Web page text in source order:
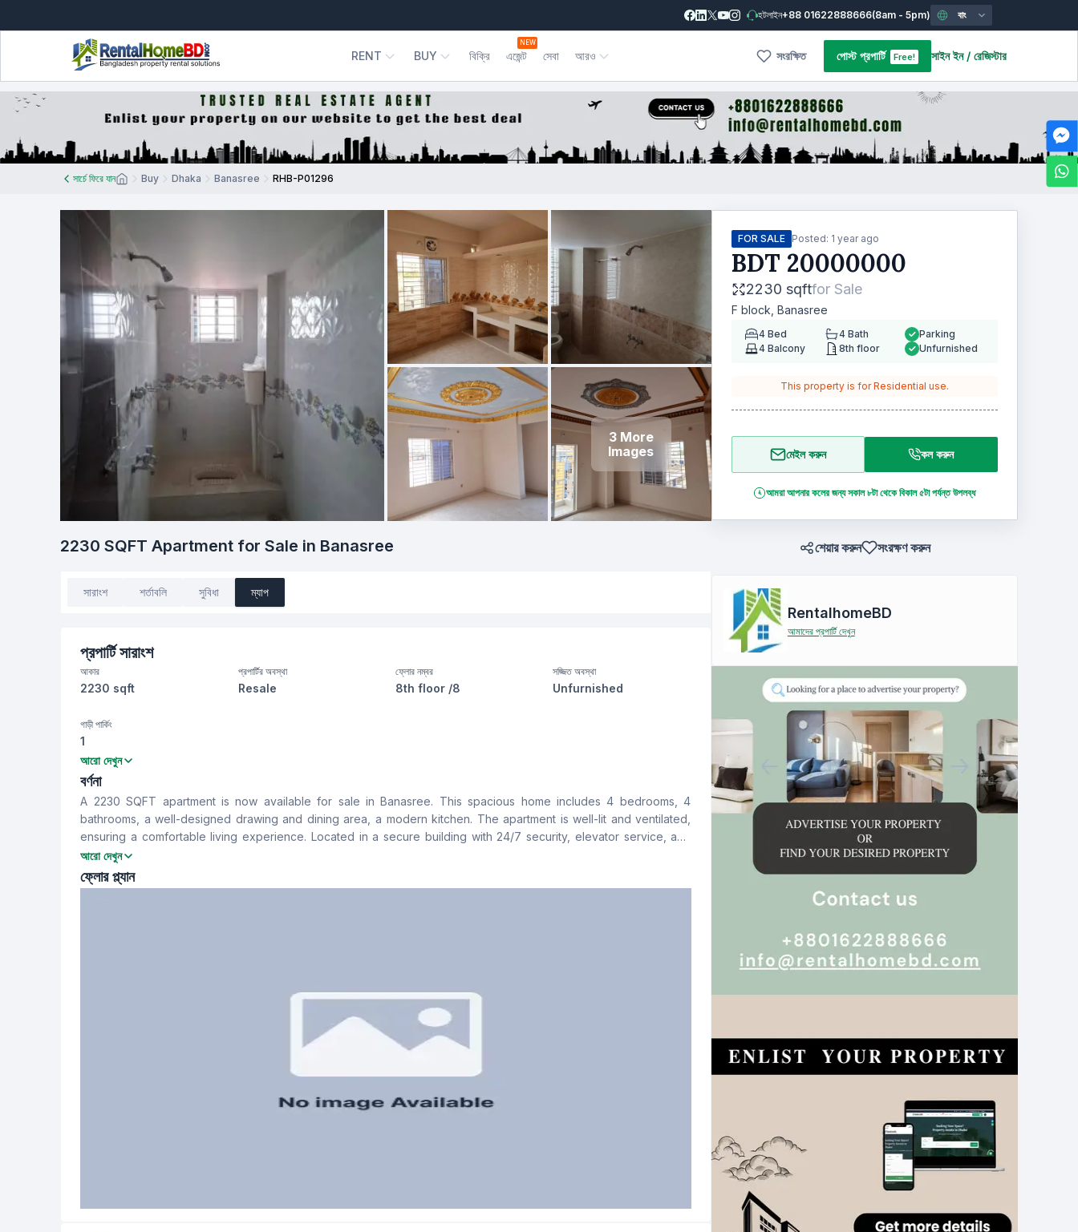
হটলাইন+88 01622888666(8am - 5pm) বাং
RENT BUY বিক্রি এজেন্ট
NEW
সেবা আরও সংরক্ষিত পোস্ট প্রপার্টি Free! সাইন ইন / রেজিস্টার
সার্চে ফিরে যান Buy Dhaka Banasree RHB-P01296
3More
Images
2230 SQFT Apartment for Sale in Banasree
সারাংশ শর্তাবলি সুবিধা ম্যাপ
প্রপার্টি সারাংশ
আকার
2230 sqft
প্রপার্টির অবস্থা
Resale
ফ্লোর নম্বর
8th floor /8
সজ্জিত অবস্থা
Unfurnished
গাড়ী পার্কিং
1
বেডরুম
4
Yes 4 Tiled 1
সার্ভেন্ট রুম
No
আরো দেখুন
বর্ণনা
A 2230 SQFT apartment is now available for sale in Banasree. This spacious home includes 4 bedrooms, 4
bathrooms, a well-designed drawing and dining area, a modern kitchen. The apartment is well-lit and ventilated,
ensuring a comfortable living experience. Located in a secure building with 24/7 security, elevator service, and
parking facilities. If you are looking for a permanent home in a prime location, contact now for further details.
আরো দেখুন
ফ্লোর প্ল্যান
FOR SALE Posted: 1 year ago
BDT 20000000
2230 sqftfor Sale
F block, Banasree
4 Bed 4 Bath
4 Balcony 8th floor
Parking
Unfurnished
This property is for Residential use.
মেইল করুন কল করুন
আমরা আপনার কলের জন্য সকাল ৮টা থেকে বিকাল ৫টা পর্যন্ত উপলব্ধ
শেয়ার করুন সংরক্ষণ করুন
RentalhomeBD
আমাদের প্রপার্টি দেখুন